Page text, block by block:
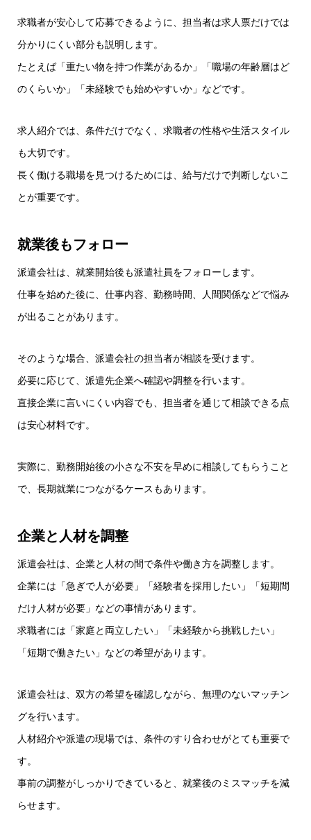
求職者が安心して応募できるように、担当者は求人票だけでは
分かりにくい部分も説明します。
たとえば「重たい物を持つ作業があるか」「職場の年齢層はど
のくらいか」「未経験でも始めやすいか」などです。
求人紹介では、条件だけでなく、求職者の性格や生活スタイル
も大切です。
長く働ける職場を見つけるためには、給与だけで判断しないこ
とが重要です。
就業後もフォロー
派遣会社は、就業開始後も派遣社員をフォローします。
仕事を始めた後に、仕事内容、勤務時間、人間関係などで悩み
が出ることがあります。
そのような場合、派遣会社の担当者が相談を受けます。
必要に応じて、派遣先企業へ確認や調整を行います。
直接企業に言いにくい内容でも、担当者を通じて相談できる点
は安心材料です。
実際に、勤務開始後の小さな不安を早めに相談してもらうこと
で、長期就業につながるケースもあります。
企業と人材を調整
派遣会社は、企業と人材の間で条件や働き方を調整します。
企業には「急ぎで人が必要」「経験者を採用したい」「短期間
だけ人材が必要」などの事情があります。
求職者には「家庭と両立したい」「未経験から挑戦したい」
「短期で働きたい」などの希望があります。
派遣会社は、双方の希望を確認しながら、無理のないマッチン
グを行います。
人材紹介や派遣の現場では、条件のすり合わせがとても重要で
す。
事前の調整がしっかりできていると、就業後のミスマッチを減
らせます。